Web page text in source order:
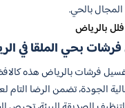
بالحي.
بالرياض
بحي الملقا في
غسيل فرشات بالرياض هذه
الجودة، تضمن الرضا التام